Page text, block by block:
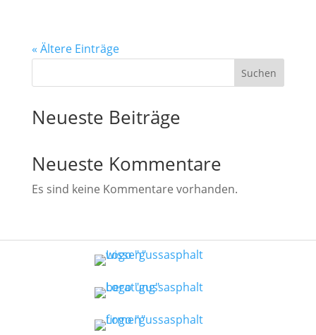
« Ältere Einträge
Suchen
Neueste Beiträge
Neueste Kommentare
Es sind keine Kommentare vorhanden.